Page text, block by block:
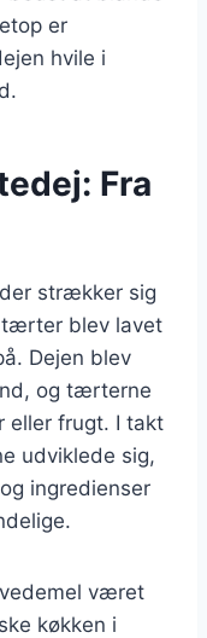
er
hvile i
Fra
strækker sig
tærter blev lavet
Dejen blev
og tærterne
eller frugt. I takt
udviklede sig,
ingredienser
været
køkken i